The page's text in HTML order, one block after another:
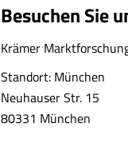
Besuchen Sie
Krämer
Standort: München
Neuhauser Str. 15
80331 München